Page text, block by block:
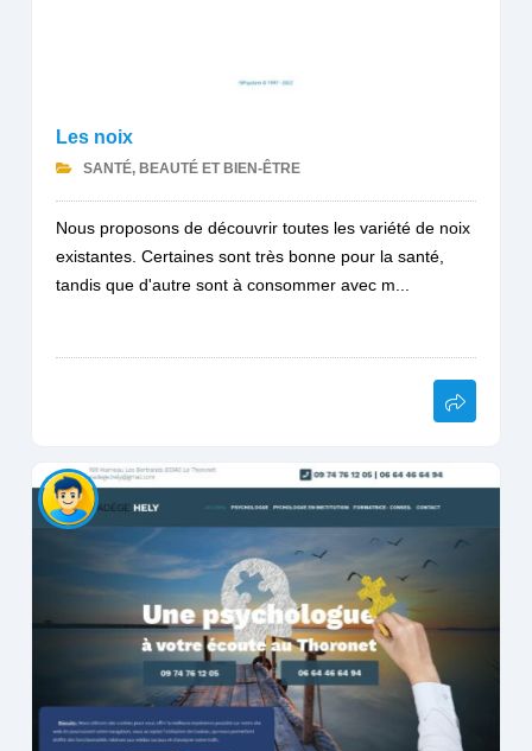
Les noix
SANTÉ, BEAUTÉ ET BIEN-ÊTRE
Nous proposons de découvrir toutes les variété de noix
existantes. Certaines sont très bonne pour la santé,
tandis que d'autre sont à consommer avec m...